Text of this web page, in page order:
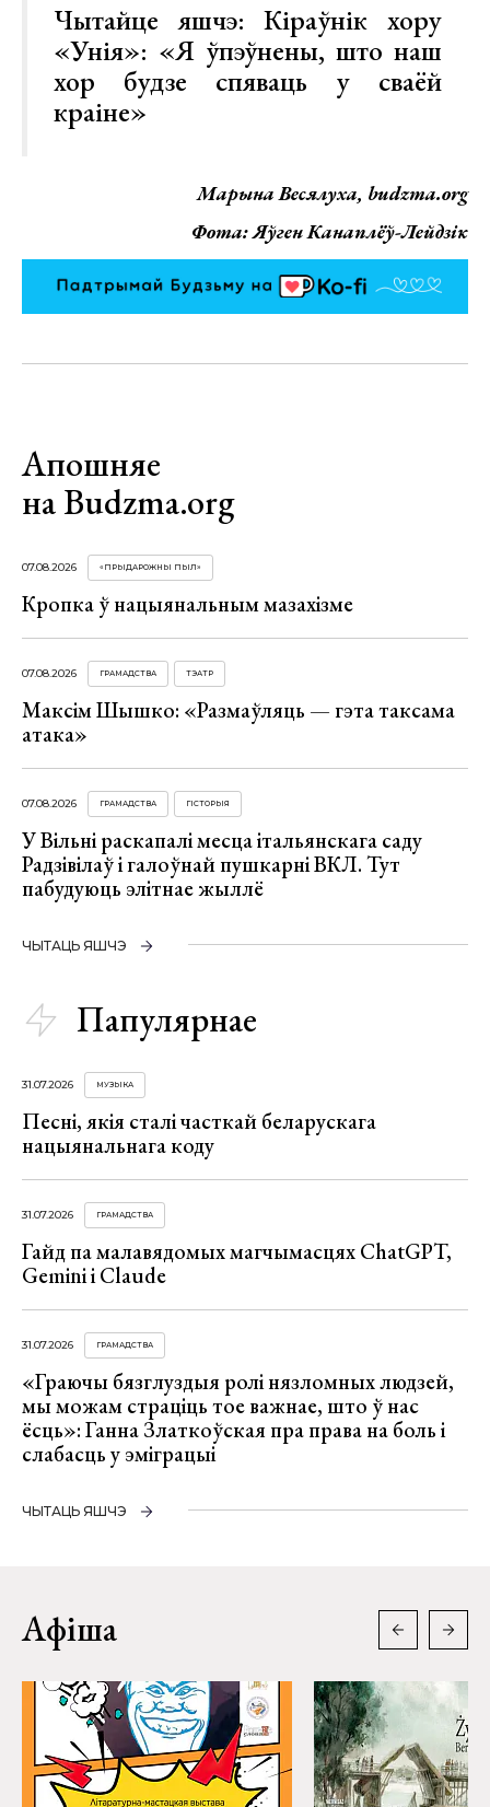
Чытайце яшчэ:Кіраўнік хору
«Унія»: «Я ўпэўнены, што наш
хор будзе спяваць у сваёй
краіне»
Марына Весялуха, budzma.org
Фота: Яўген Канаплёў-Лейдзік
Апошняе
на Budzma.org
07.08.2026 «ПРЫДАРОЖНЫ ПЫЛ»
Кропка ў нацыянальным мазахізме
07.08.2026 ГРАМАДСТВА ТЭАТР
Максім Шышко: «Размаўляць — гэта таксама
атака»
07.08.2026 ГРАМАДСТВА ГІСТОРЫЯ
У Вільні раскапалі месца італьянскага саду
Радзівілаў і галоўнай пушкарні ВКЛ. Тут
пабудуюць элітнае жыллё
ЧЫТАЦЬ ЯШЧЭ
Папулярнае
31.07.2026 МУЗЫКА
Песні, якія сталі часткай беларускага
нацыянальнага коду
31.07.2026 ГРАМАДСТВА
Гайд па малавядомых магчымасцях ChatGPT,
Gemini і Claude
31.07.2026 ГРАМАДСТВА
«Граючы бязглуздыя ролі нязломных людзей,
мы можам страціць тое важнае, што ў нас
ёсць»: Ганна Златкоўская пра права на боль і
слабасць у эміграцыі
ЧЫТАЦЬ ЯШЧЭ
Афіша